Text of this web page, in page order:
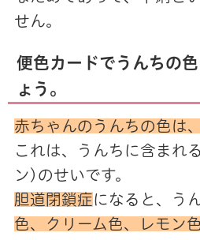
せん。
便色カードでうんちの
ょう。
赤ちゃんのうんちの色は
これは、うんちに含まれ
ン)のせいです。
胆道閉鎖症になると、う
色、クリーム色、レモン色